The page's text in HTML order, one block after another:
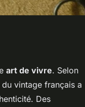
art de vivre. Selon
vintage français a
Des